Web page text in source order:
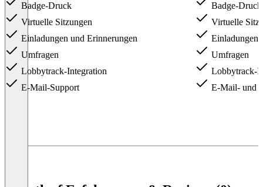
Badge-Druck
Virtuelle Sitzungen
Einladungen und Erinnerungen
Umfragen
Lobbytrack-Integration
E-Mail-Support
Badge-Druck
Virtuelle
Einladungen
Umfragen
Lobbytrack-
E-Mail- und